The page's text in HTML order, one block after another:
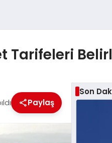
Tarifeleri
Paylaş
Son